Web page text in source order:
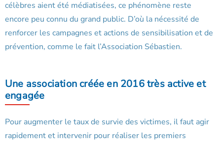
célèbres aient été médiatisées, ce phénomène reste
encore peu connu du grand public. D’où la nécessité de
renforcer les campagnes et actions de sensibilisation et de
prévention, comme le fait l’Association Sébastien.
Une association créée en 2016 très active et
engagée
Pour augmenter le taux de survie des victimes, il faut agir
rapidement et intervenir pour réaliser les premiers